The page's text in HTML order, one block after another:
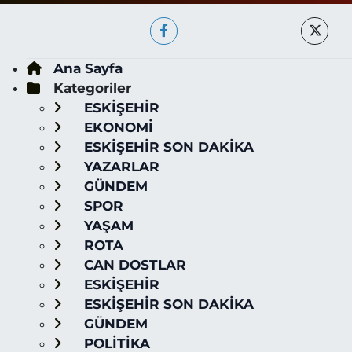
Ana Sayfa
Kategoriler
ESKİŞEHİR
EKONOMİ
ESKİŞEHİR SON DAKİKA
YAZARLAR
GÜNDEM
SPOR
YAŞAM
ROTA
CAN DOSTLAR
ESKİŞEHİR
ESKİŞEHİR SON DAKİKA
GÜNDEM
POLİTİKA